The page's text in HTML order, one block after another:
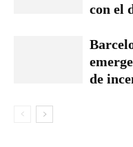
con el
de